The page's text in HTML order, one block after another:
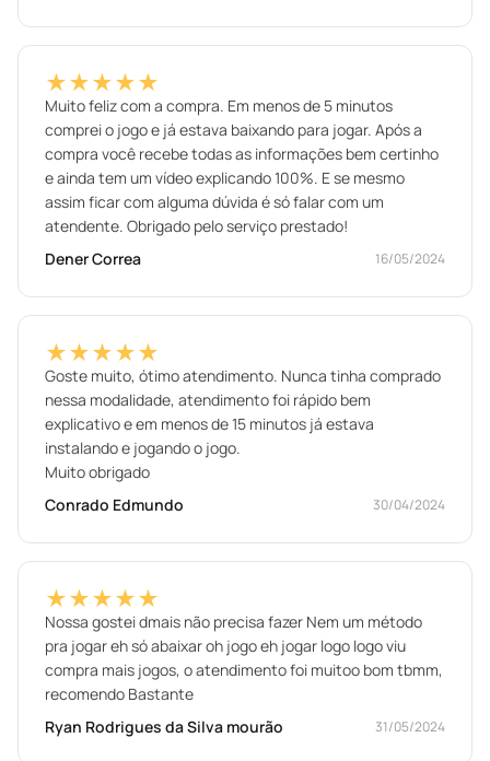
★★★★★
Muito feliz com a compra. Em menos de 5 minutos
comprei o jogo e já estava baixando para jogar. Após a
compra você recebe todas as informações bem certinho
e ainda tem um vídeo explicando 100%. E se mesmo
assim ficar com alguma dúvida é só falar com um
atendente. Obrigado pelo serviço prestado!
Dener Correa
16/05/2024
★★★★★
Goste muito, ótimo atendimento. Nunca tinha comprado
nessa modalidade, atendimento foi rápido bem
explicativo e em menos de 15 minutos já estava
instalando e jogando o jogo.
Muito obrigado
Conrado Edmundo
30/04/2024
★★★★★
Nossa gostei dmais não precisa fazer Nem um método
pra jogar eh só abaixar oh jogo eh jogar logo logo viu
compra mais jogos, o atendimento foi muitoo bom tbmm,
recomendo Bastante
Ryan Rodrigues da Silva mourão
31/05/2024